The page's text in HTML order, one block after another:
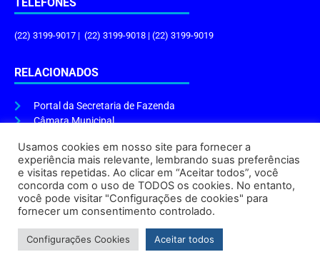
(22) 3199-9017 | (22) 3199-9018 | (22) 3199-9019
RELACIONADOS
Portal da Secretaria de Fazenda
Câmara Municipal
ENDEREÇO E HORÁRIO
Endereço:Praça Tiradentes, s/n – Centro, Cabo Frio – RJ, 28906-290
Atendimento do Protocolo Geral da Prefeitura:9h às 16h
Horário de Funcionamento:8h às 17h
Usamos cookies em nosso site para fornecer a
experiência mais relevante, lembrando suas preferências
e visitas repetidas. Ao clicar em “Aceitar todos”, você
concorda com o uso de TODOS os cookies. No entanto,
você pode visitar "Configurações de cookies" para
fornecer um consentimento controlado.
Configurações Cookies Aceitar todos